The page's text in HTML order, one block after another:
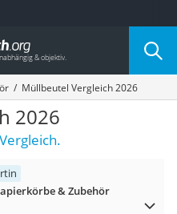
Müllbeutel Vergleich 2026
2026
& Zubehör